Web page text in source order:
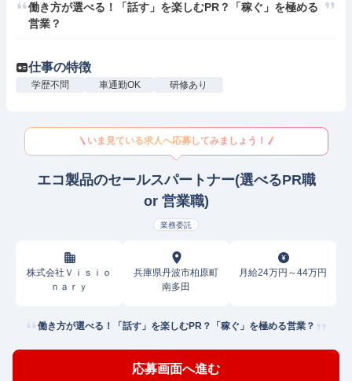
働き方が選べる！「話す」を楽しむPR？「稼ぐ」を極める
営業？
仕事の特徴
学歴不問 車通勤OK 研修あり
いま見ている求人へ応募してみましょう！
エコ製品のセールスパートナー(選べるPR職
or 営業職)
業務委託
株式会社Ｖｉｓｉｏ
ｎａｒｙ
兵庫県丹波市柏原町
南多田
月給24万円～44万円
働き方が選べる！「話す」を楽しむPR？「稼ぐ」を極める営業？
応募画面へ進む